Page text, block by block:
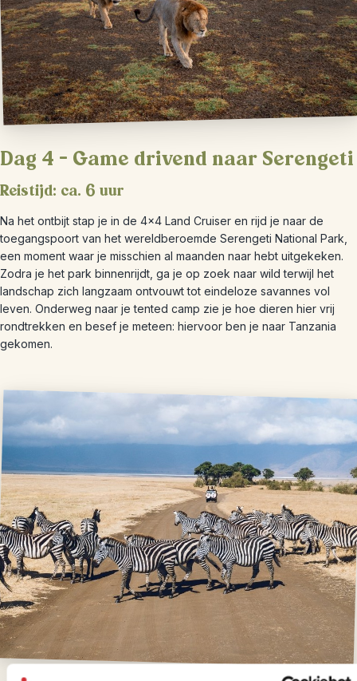
Dag 4 – Game drivend naar Serengeti
Reistijd: ca. 6 uur
Na het ontbijt stap je in de 4×4 Land Cruiser en rijd je naar de
toegangspoort van het wereldberoemde Serengeti National Park,
een moment waar je misschien al maanden naar hebt uitgekeken.
Zodra je het park binnenrijdt, ga je op zoek naar wild terwijl het
landschap zich langzaam ontvouwt tot eindeloze savannes vol
leven. Onderweg naar je tented camp zie je hoe dieren hier vrij
rondtrekken en besef je meteen: hiervoor ben je naar Tanzania
gekomen.